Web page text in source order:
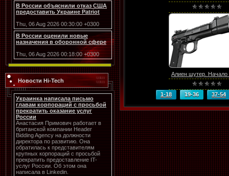
В России объяснили отказ США
предоставить Украине Patriot
Thu, 06 Aug 2026 00:30:00 +0300
В России оценили новые
назначения в оборонной сфере
Thu, 06 Aug 2026 00:18:00 +0300
Новости Hi-Tech
Украинка написала письмо
главам корпораций с просьбой
прекратить оказание услуг
России
Анастасия Примович работает в
британской компании Header
Bidding Agency на должности
директора по развитию. Она
обратилась к представителям
крупных корпораций с просьбой
прекратить предоставление IT-
услуг России. Об этом она
написала в Linkedin.
Алиен шутер. Начало
1-18 19-36 37-54